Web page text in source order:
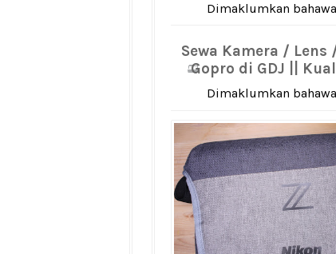
Dimaklumkan
Sewa Kamera / Lens
Gopro di GDJ ||
Dimaklumkan